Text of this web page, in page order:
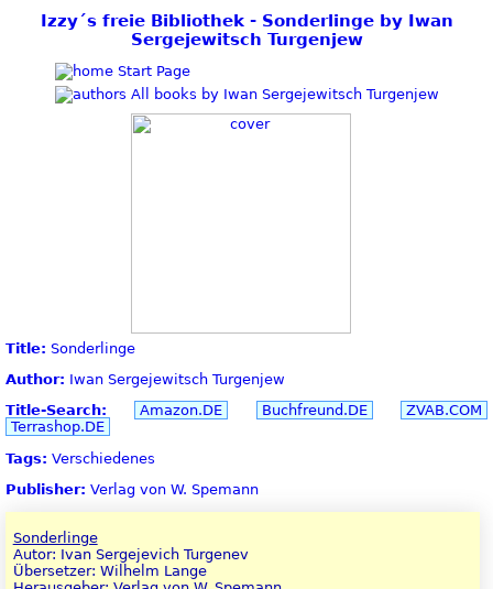
Izzy´s freie Bibliothek - Sonderlinge by Iwan
Sergejewitsch Turgenjew
Start Page
All books by Iwan Sergejewitsch Turgenjew
Title: Sonderlinge
Author: Iwan Sergejewitsch Turgenjew
Title-Search:
Amazon.DE Buchfreund.DE
ZVAB.COM
Terrashop.DE
Tags: Verschiedenes
Publisher: Verlag von W. Spemann
Sonderlinge
Autor: Ivan Sergejevich Turgenev
Übersetzer: Wilhelm Lange